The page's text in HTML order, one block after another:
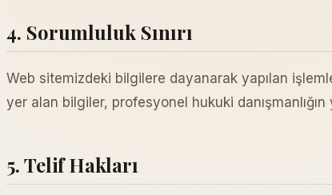
4. Sorumluluk Sınırı
Web sitemizdeki bilgilere dayanarak yapılan
yer alan bilgiler, profesyonel hukuki
5. Telif Hakları